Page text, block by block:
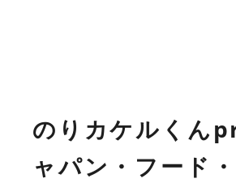
のりカケルくん
ャパン・フード